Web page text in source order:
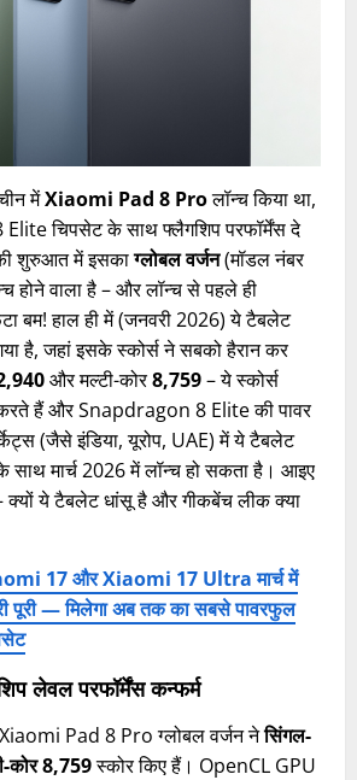
मेंXiaomi Pad 8 Proलॉन्च किया था,
चिपसेट के साथ फ्लैगशिप परफॉर्मेंस दे
शुरुआत में इसकाग्लोबल वर्जन(मॉडल नंबर
होने वाला है – और लॉन्च से पहले ही
बम! हाल ही में (जनवरी 2026) ये टैबलेट
है, जहां इसके स्कोर्स ने सबको हैरान कर
और मल्टी-कोर8,759– ये स्कोर्स
हैं और Snapdragon 8 Elite की पावर
(जैसे इंडिया, यूरोप, UAE) में ये टैबलेट
मार्च 2026 में लॉन्च हो सकता है। आइए
क्यों ये टैबलेट धांसू है और गीकबेंच लीक क्या
17 और Xiaomi 17 Ultra मार्च में
पूरी — मिलेगा अब तक का सबसे पावरफुल
लेवल परफॉर्मेंस कन्फर्म
Pad 8 Pro ग्लोबल वर्जन नेसिंगल-
कोर 8,759स्कोर किए हैं। OpenCL GPU